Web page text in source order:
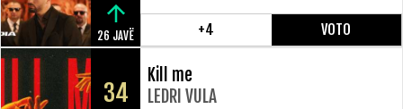
26 JAVË +4 VOTO
34
Kill me
LEDRI VULA